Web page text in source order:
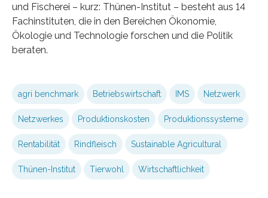
und Fischerei – kurz: Thünen-Institut – besteht aus 14
Fachinstituten, die in den Bereichen Ökonomie,
Ökologie und Technologie forschen und die Politik
beraten.
agri benchmark Betriebswirtschaft IMS Netzwerk
Netzwerkes Produktionskosten Produktionssysteme
Rentabilität Rindfleisch Sustainable Agricultural
Thünen-Institut Tierwohl Wirtschaftlichkeit